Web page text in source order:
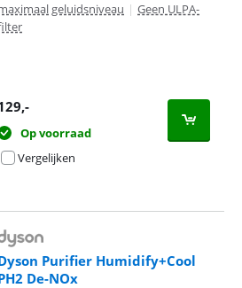
geluidsniveau | Geen ULPA-
,-
Op voorraad
Vergelijken
Purifier Humidify+Cool
De-NOx